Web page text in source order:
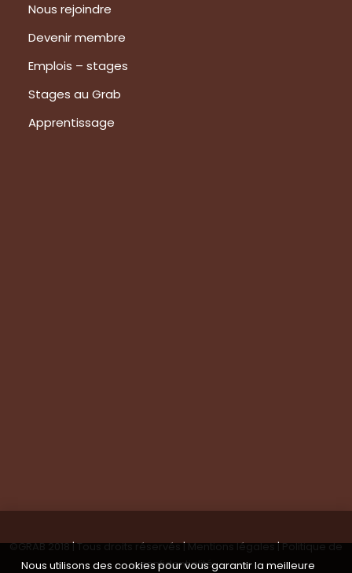
Nous rejoindre
Devenir membre
Emplois – stages
Stages au Grab
Apprentissage
©GRAB 2018 | Tous droits réservés |Mentions légales|Politique de
confidentialité
Nous utilisons des cookies pour vous garantir la meilleure